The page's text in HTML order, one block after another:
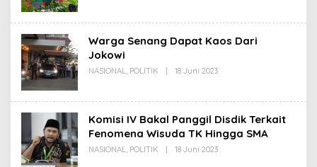
Warga Senang Dapat Kaos Dari
Jokowi
NASIONAL, POLITIK 18 Juni 2023Oleh
Komisi IV Bakal Panggil Disdik Terkait
Fenomena Wisuda TK Hingga SMA
NASIONAL, POLITIK 18 Juni 2023Oleh